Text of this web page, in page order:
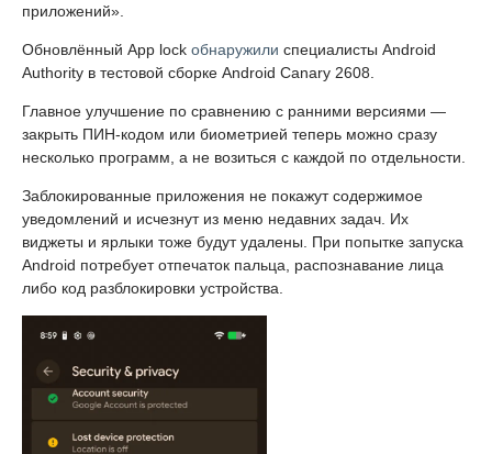
приложений».
Обновлённый App lock обнаружили специалисты Android
Authority в тестовой сборке Android Canary 2608.
Главное улучшение по сравнению с ранними версиями —
закрыть ПИН-кодом или биометрией теперь можно сразу
несколько программ, а не возиться с каждой по отдельности.
Заблокированные приложения не покажут содержимое
уведомлений и исчезнут из меню недавних задач. Их
виджеты и ярлыки тоже будут удалены. При попытке запуска
Android потребует отпечаток пальца, распознавание лица
либо код разблокировки устройства.